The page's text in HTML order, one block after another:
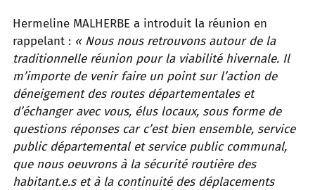
Hermeline MALHERBE a introduit la réunion en
rappelant : « Nous nous retrouvons autour de la
traditionnelle réunion pour la viabilité hivernale. Il
m’importe de venir faire un point sur l’action de
déneigement des routes départementales et
d’échanger avec vous, élus locaux, sous forme de
questions réponses car c’est bien ensemble, service
public départemental et service public communal,
que nous oeuvrons à la sécurité routière des
habitant.e.s et à la continuité des déplacements